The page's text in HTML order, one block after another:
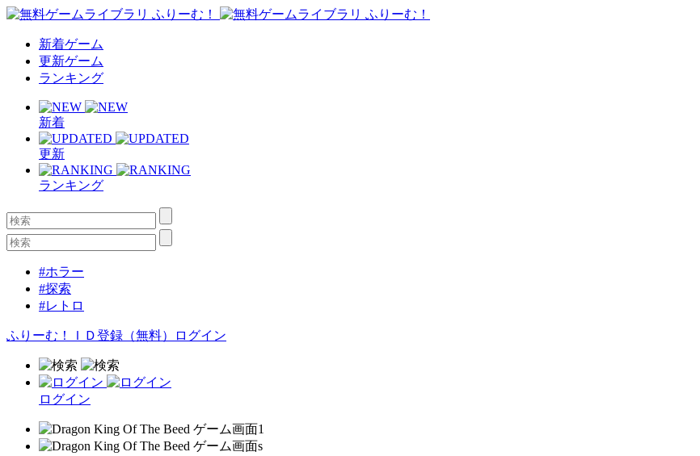
新着ゲーム
更新ゲーム
ランキング
新着
更新
ランキング
#ホラー
#探索
#レトロ
ふりーむ！ＩＤ登録（無料） ログイン
ログイン